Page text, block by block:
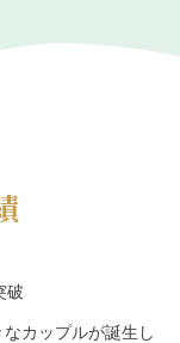
破
カップルが誕生し